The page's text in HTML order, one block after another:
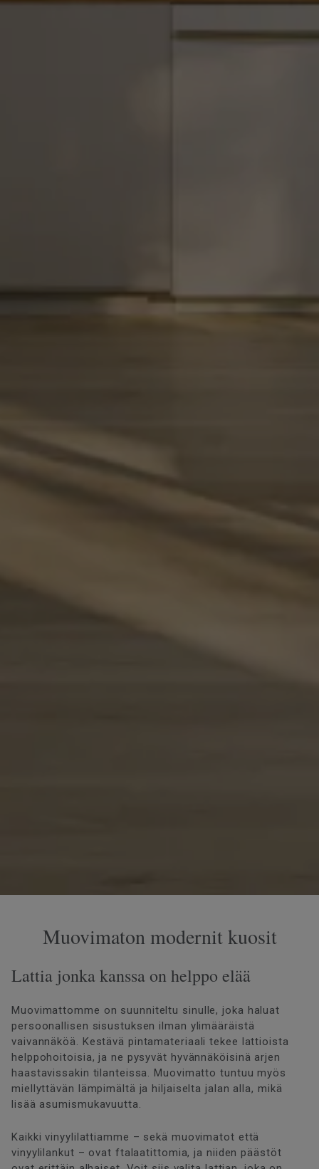
Muovimaton modernit kuosit
Lattia jonka kanssa on helppo elää
Muovimattomme on suunniteltu sinulle, joka haluat
persoonallisen sisustuksen ilman ylimääräistä
vaivannäköä. Kestävä pintamateriaali tekee lattioista
helppohoitoisia, ja ne pysyvät hyvännäköisinä arjen
haastavissakin tilanteissa. Muovimatto tuntuu myös
miellyttävän lämpimältä ja hiljaiselta jalan alla, mikä
lisää asumismukavuutta.
Kaikki vinyylilattiamme – sekä muovimatot että
vinyylilankut – ovat ftalaatittomia, ja niiden päästöt